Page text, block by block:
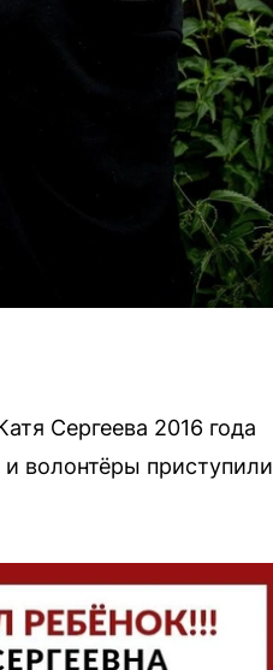
Сергеева 2016 года
волонтёры приступили